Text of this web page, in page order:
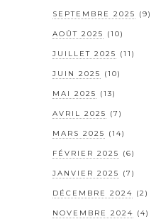
SEPTEMBRE 2025 (9)
AOÛT 2025 (10)
JUILLET 2025 (11)
JUIN 2025 (10)
MAI 2025 (13)
AVRIL 2025 (7)
MARS 2025 (14)
FÉVRIER 2025 (6)
JANVIER 2025 (7)
DÉCEMBRE 2024 (2)
NOVEMBRE 2024 (4)